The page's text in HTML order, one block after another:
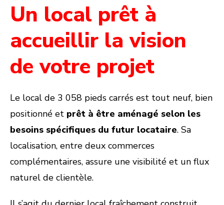
Un local prêt à
accueillir la vision
de votre projet
Le local de 3 058 pieds carrés est tout neuf, bien
positionné et prêt à être aménagé selon les
besoins spécifiques du futur locataire. Sa
localisation, entre deux commerces
complémentaires, assure une visibilité et un flux
naturel de clientèle.